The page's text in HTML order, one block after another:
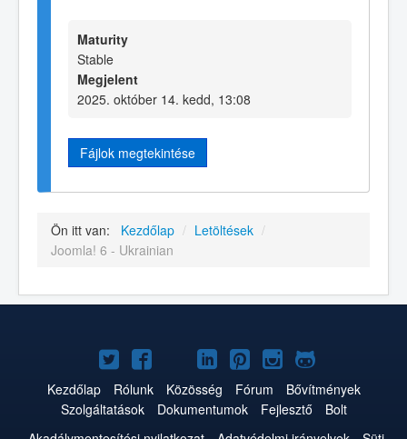
Maturity
Stable
Megjelent
2025. október 14. kedd, 13:08
Fájlok megtekintése
Ön itt van: Kezdőlap / Letöltések /
Joomla! 6 - Ukrainian
Joomla!
a
Twitteren
Joomla!
a
Facebookon
Joomla!
a
YouTube-
Joomla!
a
LinkedInen
Joomla!
a
Pinteresten
Joomla!
az
Instagramon
Joomla!
a
GitHub-
Kezdőlap Rólunk Közösség Fórum
Bővítmények
Szolgáltatások
Dokumentumok Fejlesztő
Bolt